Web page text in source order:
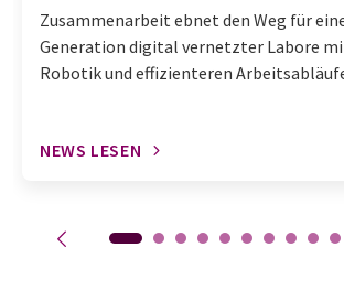
Zusammenarbeit ebnet den Weg für
Generation digital vernetzter Labore
Robotik und effizienteren
NEWS LESEN